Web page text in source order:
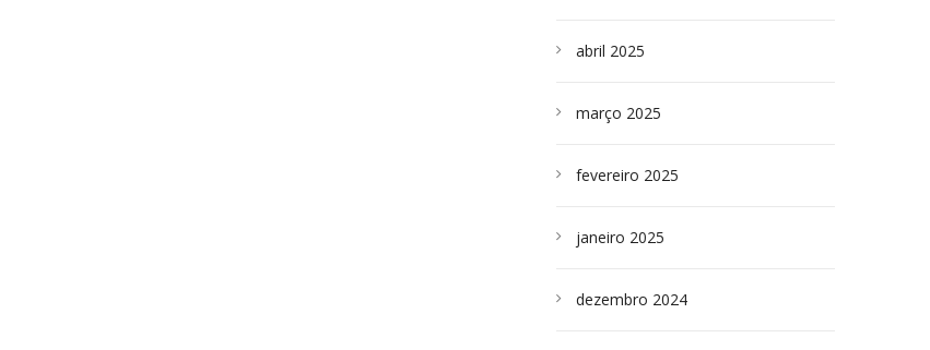
abril 2025
março 2025
fevereiro 2025
janeiro 2025
dezembro 2024